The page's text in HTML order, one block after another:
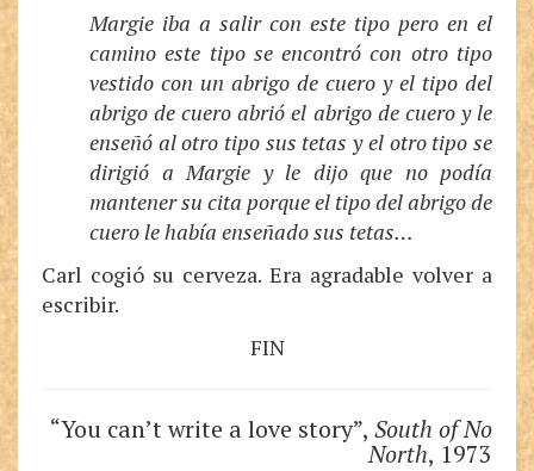
Margie iba a salir con este tipo pero en el
camino este tipo se encontró con otro tipo
vestido con un abrigo de cuero y el tipo del
abrigo de cuero abrió el abrigo de cuero y le
enseñó al otro tipo sus tetas y el otro tipo se
dirigió a Margie y le dijo que no podía
mantener su cita porque el tipo del abrigo de
cuero le había enseñado sus tetas…
Carl cogió su cerveza. Era agradable volver a
escribir.
FIN
“You can’t write a love story”, South of No
North, 1973